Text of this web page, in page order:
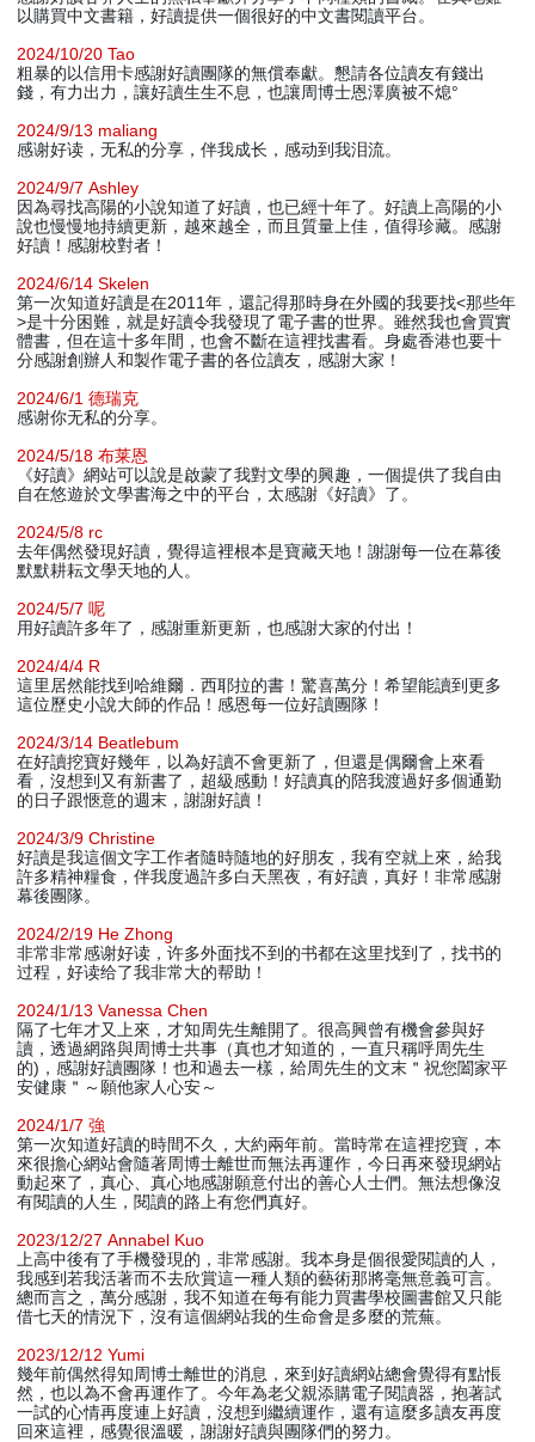
以購買中文書籍，好讀提供一個很好的中文書閱讀平台。
2024/10/20 Tao
粗暴的以信用卡感謝好讀團隊的無償奉獻。懇請各位讀友有錢出
錢，有力出力，讓好讀生生不息，也讓周博士恩澤廣被不熄°
2024/9/13 maliang
感谢好读，无私的分享，伴我成长，感动到我泪流。
2024/9/7 Ashley
因為尋找高陽的小說知道了好讀，也已經十年了。好讀上高陽的小
說也慢慢地持續更新，越來越全，而且質量上佳，值得珍藏。感謝
好讀！感謝校對者！
2024/6/14 Skelen
第一次知道好讀是在2011年，還記得那時身在外國的我要找<那些年
>是十分困難，就是好讀令我發現了電子書的世界。雖然我也會買實
體書，但在這十多年間，也會不斷在這裡找書看。身處香港也要十
分感謝創辦人和製作電子書的各位讀友，感謝大家！
2024/6/1 德瑞克
感谢你无私的分享。
2024/5/18 布莱恩
《好讀》網站可以說是啟蒙了我對文學的興趣，一個提供了我自由
自在悠遊於文學書海之中的平台，太感謝《好讀》了。
2024/5/8 rc
去年偶然發現好讀，覺得這裡根本是寶藏天地！謝謝每一位在幕後
默默耕耘文學天地的人。
2024/5/7 呢
用好讀許多年了，感謝重新更新，也感謝大家的付出！
2024/4/4 R
這里居然能找到哈維爾．西耶拉的書！驚喜萬分！希望能讀到更多
這位歷史小說大師的作品！感恩每一位好讀團隊！
2024/3/14 Beatlebum
在好讀挖寶好幾年，以為好讀不會更新了，但還是偶爾會上來看
看，沒想到又有新書了，超級感動！好讀真的陪我渡過好多個通勤
的日子跟愜意的週末，謝謝好讀！
2024/3/9 Christine
好讀是我這個文字工作者隨時隨地的好朋友，我有空就上來，給我
許多精神糧食，伴我度過許多白天黑夜，有好讀，真好！非常感謝
幕後團隊。
2024/2/19 He Zhong
非常非常感谢好读，许多外面找不到的书都在这里找到了，找书的
过程，好读给了我非常大的帮助！
2024/1/13 Vanessa Chen
隔了七年才又上來，才知周先生離開了。很高興曾有機會參與好
讀，透過網路與周博士共事（真也才知道的，一直只稱呼周先生
的)，感謝好讀團隊！也和過去一樣，給周先生的文末＂祝您闔家平
安健康＂～願他家人心安～
2024/1/7 強
第一次知道好讀的時間不久，大約兩年前。當時常在這裡挖寶，本
來很擔心網站會隨著周博士離世而無法再運作，今日再來發現網站
動起來了，真心、真心地感謝願意付出的善心人士們。無法想像沒
有閱讀的人生，閱讀的路上有您們真好。
2023/12/27 Annabel Kuo
上高中後有了手機發現的，非常感謝。我本身是個很愛閱讀的人，
我感到若我活著而不去欣賞這一種人類的藝術那將毫無意義可言。
總而言之，萬分感謝，我不知道在每有能力買書學校圖書館又只能
借七天的情況下，沒有這個網站我的生命會是多麼的荒蕪。
2023/12/12 Yumi
幾年前偶然得知周博士離世的消息，來到好讀網站總會覺得有點悵
然，也以為不會再運作了。今年為老父親添購電子閱讀器，抱著試
一試的心情再度連上好讀，沒想到繼續運作，還有這麼多讀友再度
回來這裡，感覺很溫暖，謝謝好讀與團隊們的努力。